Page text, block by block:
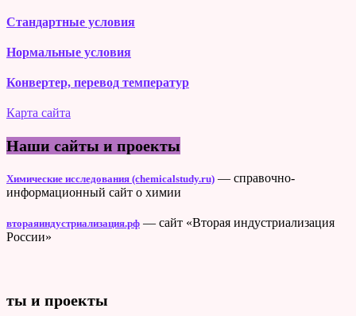
Стандартные условия
Нормальные условия
Конвертер, перевод температур
Карта сайта
Наши сайты и проекты
Химические исследования (chemicalstudy.ru) — справочно-
информационный сайт о химии
втораяиндустриализация.рф — сайт «Вторая индустриализация
России»
ты и проекты